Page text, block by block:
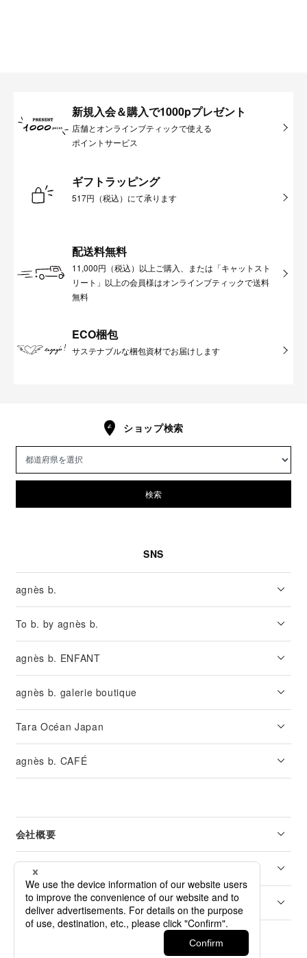
新規入会＆購入で1000pプレゼント
店舗とオンラインブティックで使える
ポイントサービス
ギフトラッピング
517円（税込）にて承ります
配送料無料
11,000円（税込）以上ご購入、または「キャットスト
リート」以上の会員様はオンラインブティックで送料
無料
ECO梱包
サステナブルな梱包資材でお届けします
ショップ検索
検索
SNS
agnès b.
To b. by agnès b.
agnès b. ENFANT
agnès b. galerie boutique
Tara Océan Japan
agnès b. CAFÉ
会社概要
リーガル
カスタマーサービス